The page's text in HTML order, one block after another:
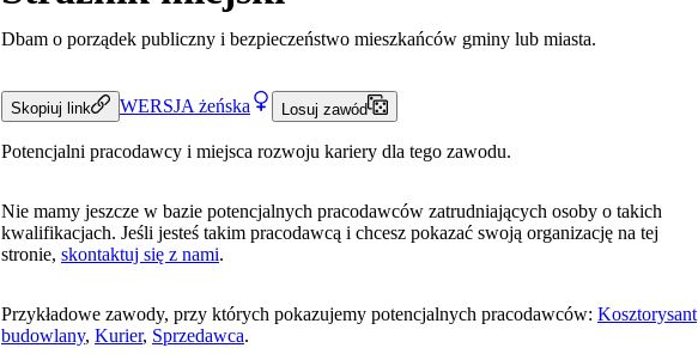
Dbam o porządek publiczny i bezpieczeństwo mieszkańców gminy lub miasta.
Skopiuj link WERSJA żeńska Losuj zawód
Potencjalni pracodawcy i miejsca rozwoju kariery dla tego zawodu.
Nie mamy jeszcze w bazie potencjalnych pracodawców zatrudniających osoby o takich
kwalifikacjach. Jeśli jesteś takim pracodawcą i chcesz pokazać swoją organizację na tej
stronie, skontaktuj się z nami.
Przykładowe zawody, przy których pokazujemy potencjalnych pracodawców: Kosztorysant
budowlany, Kurier, Sprzedawca.